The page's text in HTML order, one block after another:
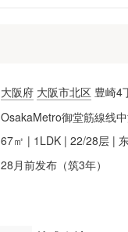
大阪府 大阪市北区 豊崎4
OsakaMetro御堂筋線线
67㎡ | 1LDK | 22/28层 |
28月前发布（筑3年）